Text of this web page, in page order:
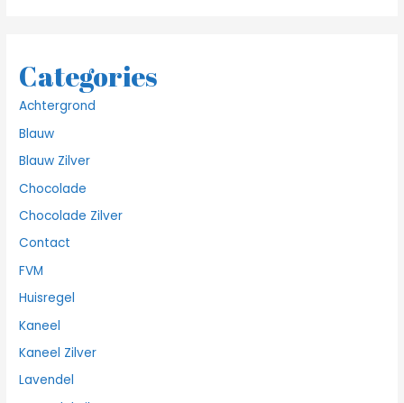
Categories
Achtergrond
Blauw
Blauw Zilver
Chocolade
Chocolade Zilver
Contact
FVM
Huisregel
Kaneel
Kaneel Zilver
Lavendel